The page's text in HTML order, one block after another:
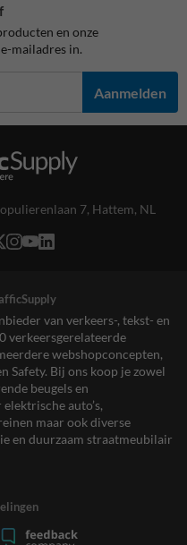
en onze
mailadres in.
Aanmelden
7, Hattem, NL
van verkeers-, tekst- en
verkeersgerelateerde
webshopconcepten,
Safety. Bij ons koop je zowel
beugels en
auto’s,
maar ook diverse
en duurzaam straatmeubilair